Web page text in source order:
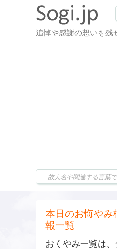
追悼や感謝の想いを残
本日のお悔やみ
報一覧
おくやみ一覧は